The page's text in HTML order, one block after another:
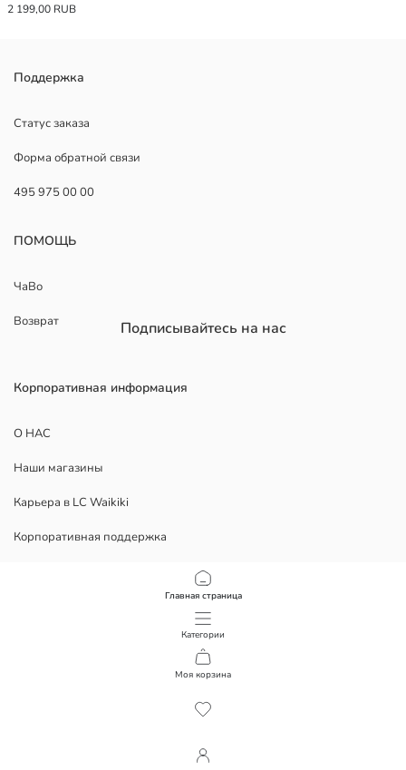
Главная страница
Категории
Моя корзина
2 199,00 RUB
Поддержка
Статус заказа
Форма обратной связи
495 975 00 00
ПОМОЩЬ
ЧаВо
Возврат
Корпоративная информация
О НАС
Наши магазины
Карьера в LC Waikiki
Корпоративная поддержка
ЮРИДИЧЕСКИЕ ДОКУМЕНТЫ
Скачать наше приложение
Подписывайтесь на нас